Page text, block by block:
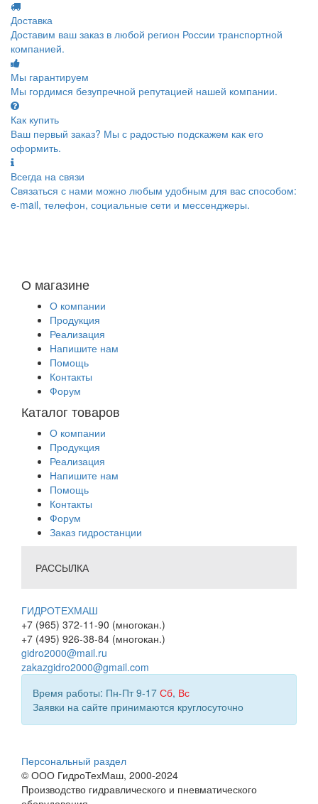
Доставка
Доставим ваш заказ в любой регион России транспортной
компанией.
Мы гарантируем
Мы гордимся безупречной репутацией нашей компании.
Как купить
Ваш первый заказ? Мы с радостью подскажем как его
оформить.
Всегда на связи
Связаться с нами можно любым удобным для вас способом:
e-mail, телефон, социальные сети и мессенджеры.
О магазине
О компании
Продукция
Реализация
Напишите нам
Помощь
Контакты
Форум
Каталог товаров
О компании
Продукция
Реализация
Напишите нам
Помощь
Контакты
Форум
Заказ гидростанции
РАССЫЛКА
ГИДРОТЕХМАШ
+7 (965) 372-11-90 (многокан.)
+7 (495) 926-38-84 (многокан.)
gidro2000@mail.ru
zakazgidro2000@gmail.com
Время работы: Пн-Пт 9-17 Сб, Вс
Заявки на сайте принимаются круглосуточно
Персональный раздел
© ООО ГидроТехМаш, 2000-2024
Производство гидравлического и пневматического